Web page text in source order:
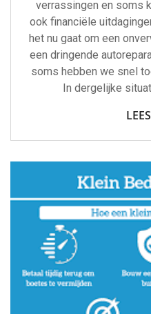
verrassingen en soms
ook financiële
het nu gaat om een
een dringende
soms hebben we snel
In dergelijke